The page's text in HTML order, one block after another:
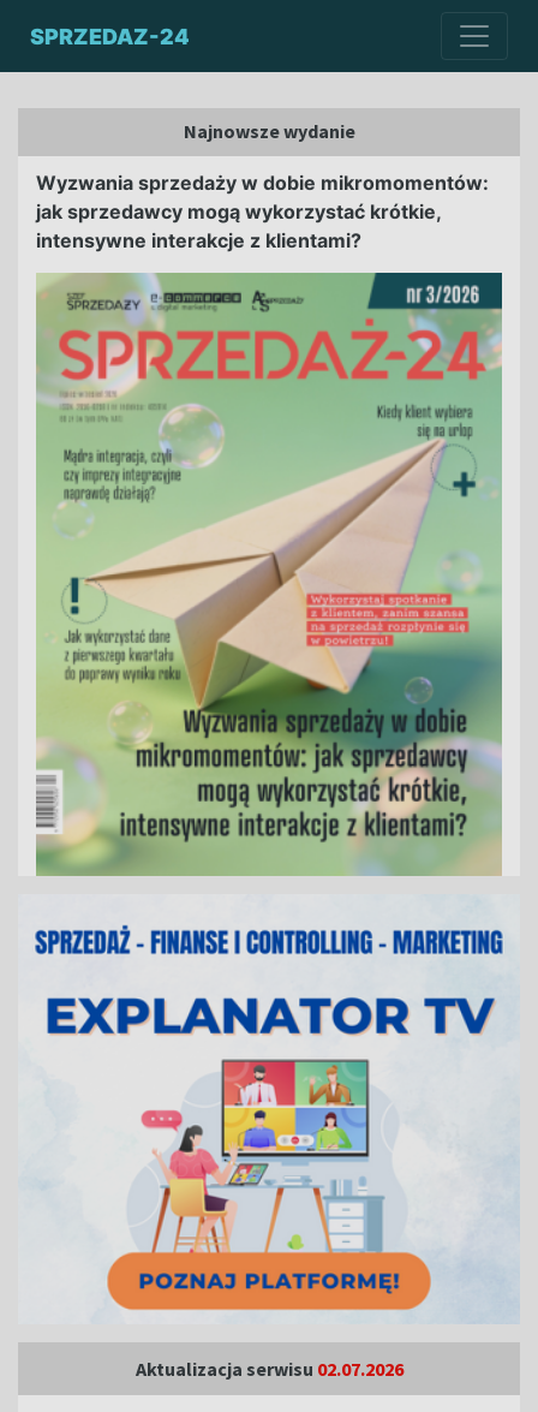
SPRZEDAZ-24
Najnowsze wydanie
Wyzwania sprzedaży w dobie mikromomentów:
jak sprzedawcy mogą wykorzystać krótkie,
intensywne interakcje z klientami?
Aktualizacja serwisu 02.07.2026